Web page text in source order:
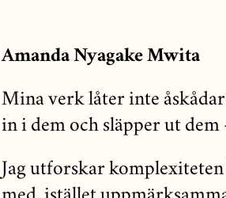
Amanda Nyagake Mwita
Mina verk låter inte
in i dem och släpper ut dem
Jag utforskar